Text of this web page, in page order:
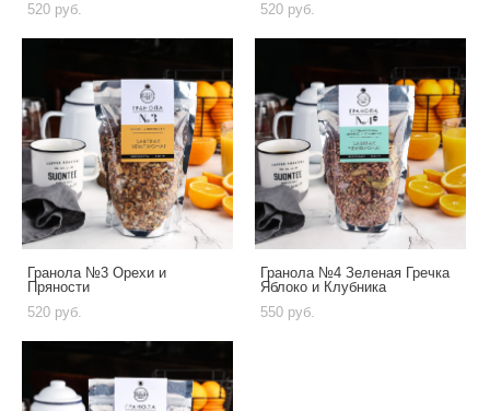
520 pуб.
520 pуб.
Гранола №3 Орехи и
Пряности
520 pуб.
Гранола №4 Зеленая Гречка
Яблоко и Клубника
550 pуб.